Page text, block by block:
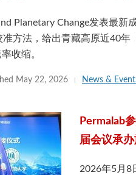
Planetary Change发表最新
方法，给出青藏高原近40
收缩。
May 22, 2026 News &
Permalab
届会议承
2026年5月8